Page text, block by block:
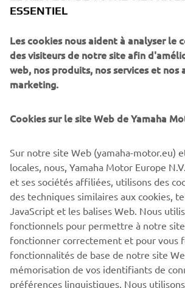
allient sophistication italienne et
gamme et leurs coques puissantes, les
offrent une expérience de haute qualité
Idéal pour les croisières à la journée,
les fonctions d’annexe de superyacht,
élégance.
SITE OFFICIEL SEA WATER
ESSENTIEL
Les cookies nous aident à analyser le
des visiteurs de notre site afin
web, nos produits, nos services et nos
marketing.
Cookies sur le site Web de Yamaha
Sur notre site Web (yamaha-motor.eu)
locales, nous, Yamaha Motor Europe
et ses sociétés affiliées, utilisons des
des techniques similaires aux cookies,
JavaScript et les balises Web. Nous
fonctionnels pour permettre à notre
fonctionner correctement et pour vous
fonctionnalités de base de notre site
mémorisation de vos identifiants de
préférences linguistiques. Nous